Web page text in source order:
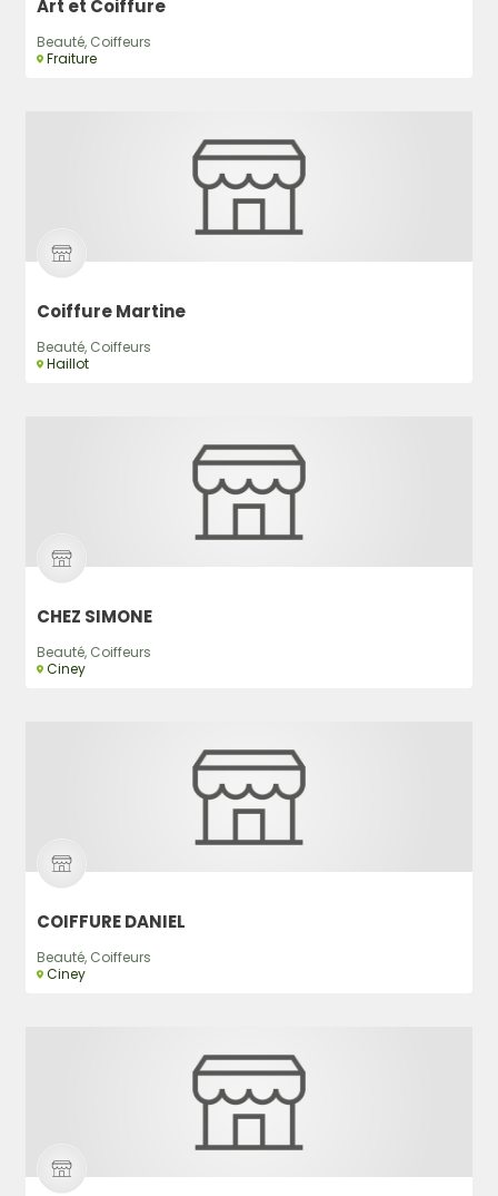
Art et Coiffure
Beauté, Coiffeurs
Fraiture
Coiffure Martine
Beauté, Coiffeurs
Haillot
CHEZ SIMONE
Beauté, Coiffeurs
Ciney
COIFFURE DANIEL
Beauté, Coiffeurs
Ciney